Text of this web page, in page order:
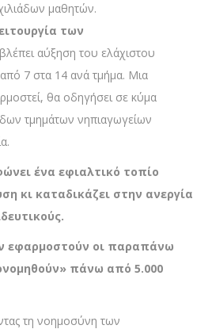
μαθητών.
των
αύξηση του ελάχιστου
7 στα 14 ανά τμήμα. Μια
θα οδηγήσει σε κύμα
τμημάτων νηπιαγωγείων
ένα εφιαλτικό τοπίο
κι καταδικάζει στην ανεργία
εφαρμοστούν οι παραπάνω
πάνω από 5.000
τη νοημοσύνη των